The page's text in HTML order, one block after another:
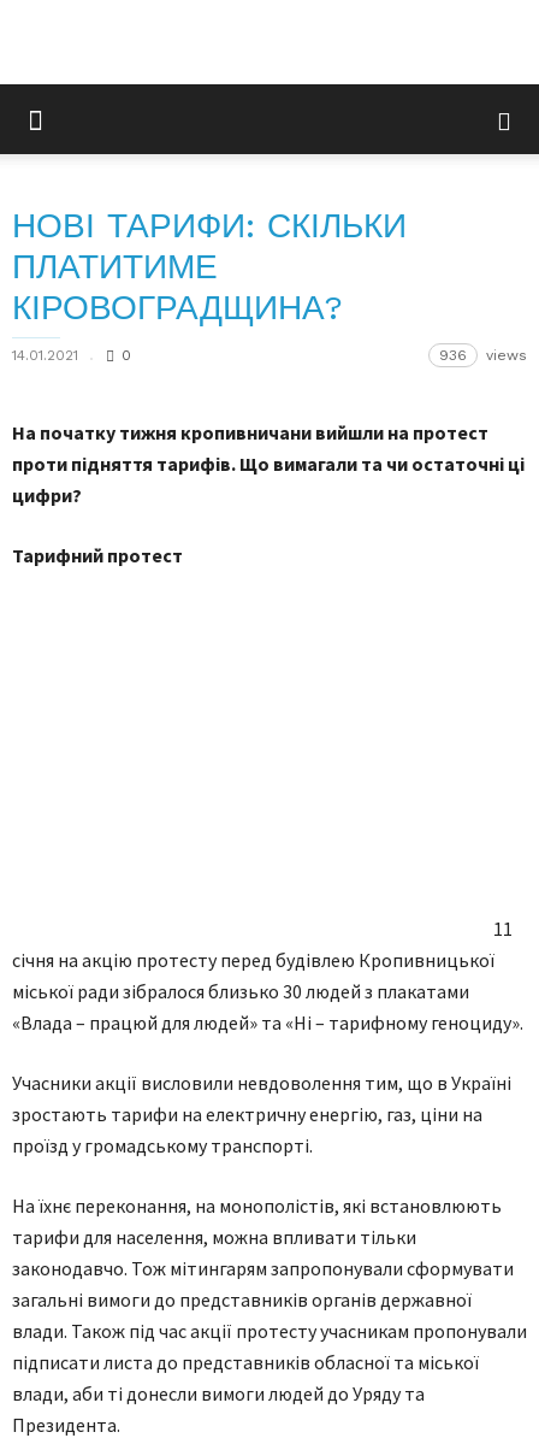
НОВІ ТАРИФИ: СКІЛЬКИ
ПЛАТИТИМЕ
КІРОВОГРАДЩИНА?
14.01.2021 0 936 views
На початку тижня кропивничани вийшли на протест
проти підняття тарифів. Що вимагали та чи остаточні ці
цифри?
Тарифний протест
11
січня на акцію протесту перед будівлею Кропивницької
міської ради зібралося близько 30 людей з плакатами
«Влада – працюй для людей» та «Ні – тарифному геноциду».
Учасники акції висловили невдоволення тим, що в Україні
зростають тарифи на електричну енергію, газ, ціни на
проїзд у громадському транспорті.
На їхнє переконання, на монополістів, які встановлюють
тарифи для населення, можна впливати тільки
законодавчо. Тож мітингарям запропонували сформувати
загальні вимоги до представників органів державної
влади. Також під час акції протесту учасникам пропонували
підписати листа до представників обласної та міської
влади, аби ті донесли вимоги людей до Уряду та
Президента.